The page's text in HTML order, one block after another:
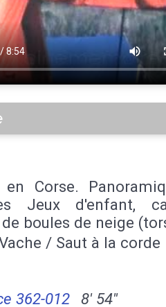
en Corse.
Jeux d'enfant,
boules de neige
/ Saut à la corde
362-012
8' 54''